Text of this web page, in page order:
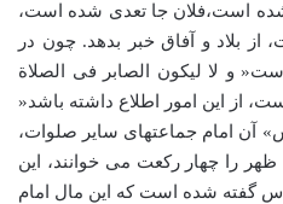
است،فلان جا تعدی شده است،
از بلاد و آفاق خبر بدهد. چون در
و لا لیکون الصابر فی الصلاة
از این امور اطلاع داشته باشد«
آن امام جماعتهای سایر صلوات،
ظهر را چهار رکعت می خوانند، این
گفته شده است که این مال امام